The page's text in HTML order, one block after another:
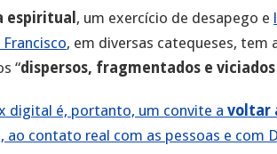
espiritual , um exercício de desapego e
Francisco, em diversas catequeses, tem
“dispersos, fragmentados e
digital é, portanto, um convite a voltar
ao contato real com as pessoas e com